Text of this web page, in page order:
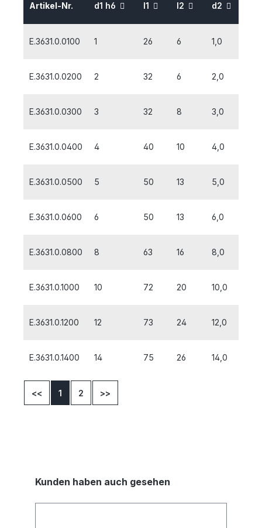
Artikel-Nr. d1 h6 l1 l2 d2
E.3631.0.0100 1 26 6 1,0
E.3631.0.0200 2 32 6 2,0
E.3631.0.0300 3 32 8 3,0
E.3631.0.0400 4 40 10 4,0
E.3631.0.0500 5 50 13 5,0
E.3631.0.0600 6 50 13 6,0
E.3631.0.0800 8 63 16 8,0
E.3631.0.1000 10 72 20 10,0
E.3631.0.1200 12 73 24 12,0
E.3631.0.1400 14 75 26 14,0
<< 1 2 >>
Kunden haben auch gesehen